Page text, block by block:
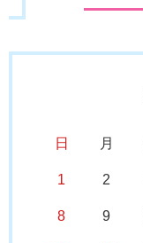
日 月
1 2
8 9